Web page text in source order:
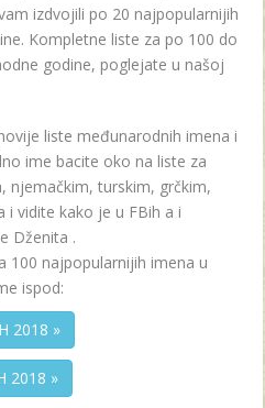
izdvojili po 20 najpopularnijih
Kompletne liste za po 100 do
godine, poglejate u našoj
liste međunarodnih imena i
ime bacite oko na liste za
njemačkim, turskim, grčkim,
i vidite kako je u FBih a i
Dženita .
100 najpopularnijih imena u
ispod:
2018 »
2018 »